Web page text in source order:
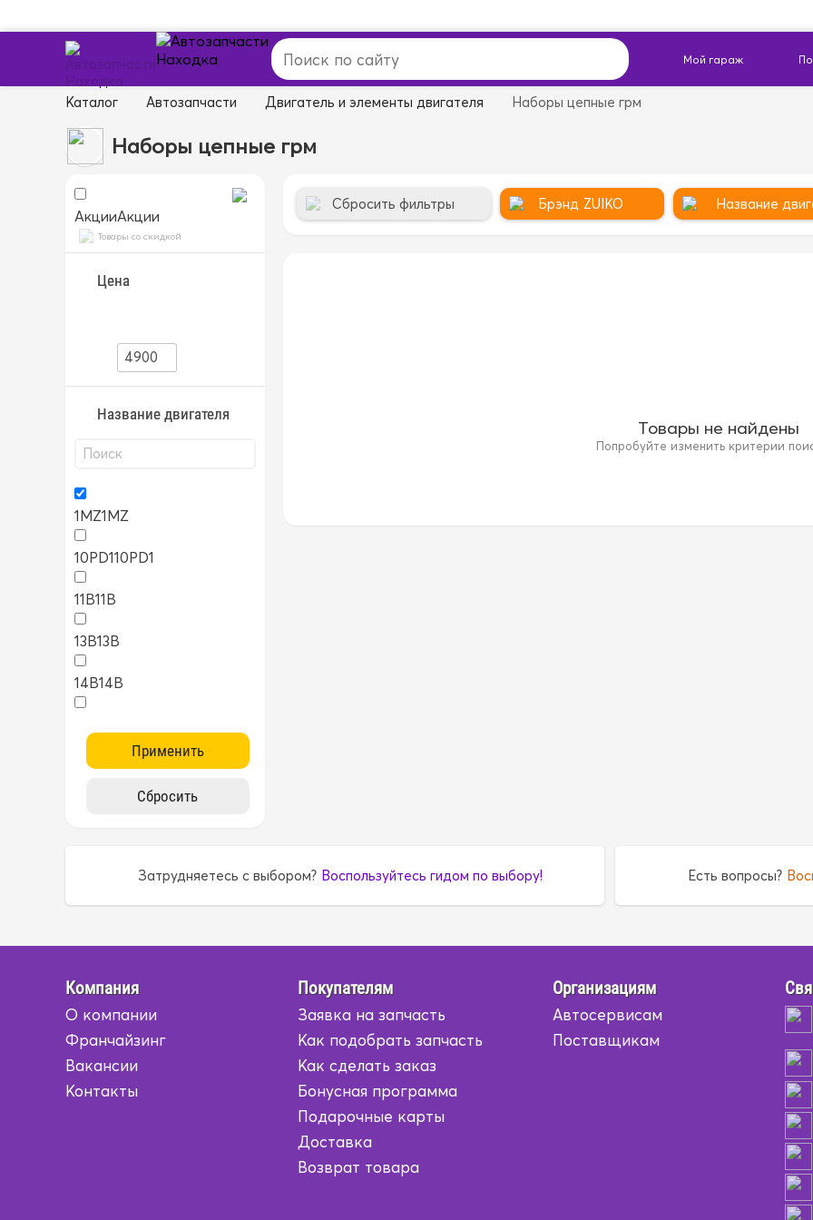
Каталог Автозапчасти Двигатель и элементы двигателя Наборы цепные грм
Наборы цепные грм
АкцииАкции
Товары со скидкой
Цена
Название двигателя
1MZ1MZ
10PD110PD1
11B11B
13B13B
14B14B
1AZ1AZ
1HZ1HZ
1KD 1KD
Сбросить фильтры Брэнд ZUIKO Название
Товары не найдены
Попробуйте изменить критерии
Затрудняетесь с выбором? Воспользуйтесь гидом по выбору! Есть вопросы?
Компания
О компании
Франчайзинг
Вакансии
Контакты
Покупателям
Заявка на запчасть
Как подобрать запчасть
Как сделать заказ
Бонусная программа
Подарочные карты
Доставка
Возврат товара
Организациям
Автосервисам
Поставщикам